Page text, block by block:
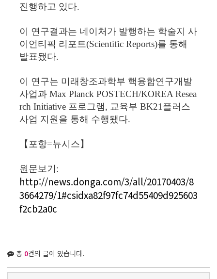
진행하고 있다.
이 연구결과는 네이처가 발행하는 학술지 사
이언티픽 리포트(Scientific Reports)를 통해
발표됐다.
이 연구는 미래창조과학부 핵융합연구개발
사업과 Max Planck POSTECH/KOREA Resea
rch Initiative 프로그램, 교육부 BK21플러스
사업 지원을 통해 수행됐다.
【포항=뉴시스】
원문보기:
http://news.donga.com/3/all/20170403/8
3664279/1#csidxa82f97fc74d55409d925603
f2cb2a0c
총 0건의 글이 있습니다.